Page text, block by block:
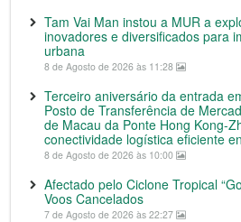
Tam Vai Man instou a MUR a
inovadores e diversificados para
urbana
8 de Agosto de 2026 às 11:28
Terceiro aniversário da entrada
Posto de Transferência de
de Macau da Ponte Hong Kong-
conectividade logística eficiente
8 de Agosto de 2026 às 10:00
Afectado pelo Ciclone Tropical
Voos Cancelados
7 de Agosto de 2026 às 22:27